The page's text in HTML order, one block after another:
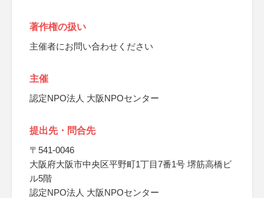
著作権の扱い
主催者にお問い合わせください
主催
認定NPO法人 大阪NPOセンター
提出先・問合先
〒541-0046
大阪府大阪市中央区平野町1丁目7番1号 堺筋高橋ビ
ル5階
認定NPO法人 大阪NPOセンター